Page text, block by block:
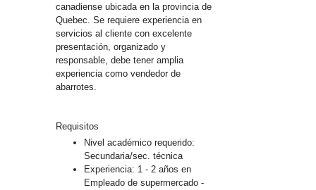
canadiense ubicada en la provincia de
Quebec. Se requiere experiencia en
servicios al cliente con excelente
presentación, organizado y
responsable, debe tener amplia
experiencia como vendedor de
abarrotes.
Requisitos
Nivel académico requerido:
Secundaria/sec. técnica
Experiencia: 1 - 2 años en
Empleado de supermercado -